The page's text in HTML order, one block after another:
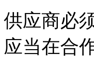
供应商必
应当在合